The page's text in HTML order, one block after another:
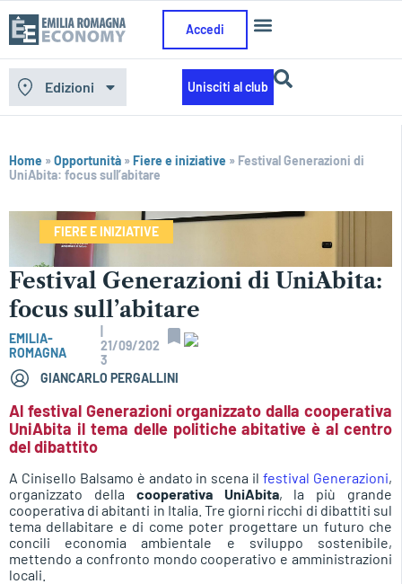
Accedi
Edizioni Unisciti al club
Home »Opportunità »Fiere e iniziative » Festival Generazioni di
UniAbita: focus sull’abitare
FIERE E INIZIATIVE
Festival Generazioni di UniAbita:
focus sull’abitare
EMILIA-
ROMAGNA
21/09/202
3
GIANCARLO PERGALLINI
Al festival Generazioni organizzato dalla cooperativa
UniAbita il tema delle politiche abitative è al centro
del dibattito
A Cinisello Balsamo è andato in scena ilfestival Generazioni,
organizzato della cooperativa UniAbita, la più grande
cooperativa di abitanti in Italia. Tre giorni ricchi di dibattiti sul
tema dellabitare e di come poter progettare un futuro che
concili economia ambientale e sviluppo sostenibile,
mettendo a confronto mondo cooperativo e amministrazioni
locali.